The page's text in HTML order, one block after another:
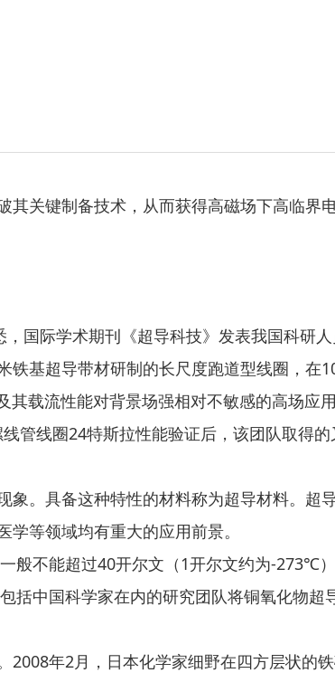
键制备技术，从而获得高磁场下高临界
际学术期刊《超导科技》发表我国科研人
超导带材研制的长尺度跑道型线圈，在
载流性能对背景场强相对不敏感的高场应用
线圈24特斯拉性能验证后，该团队取得的
具备这种特性的材料称为超导材料。超
等领域均有重大的应用前景。
不能超过40开尔文（1开尔文约为-273℃
中国科学家在内的研究团队将铜氧化物
年2月，日本化学家细野在四方层状的